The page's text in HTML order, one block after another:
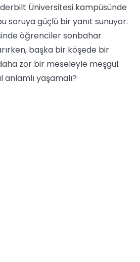
Üniversitesi kampüsünde
soruya güçlü bir yanıt sunuyor.
öğrenciler sonbahar
başka bir köşede bir
zor bir meseleyle meşgul:
anlamlı yaşamalı?